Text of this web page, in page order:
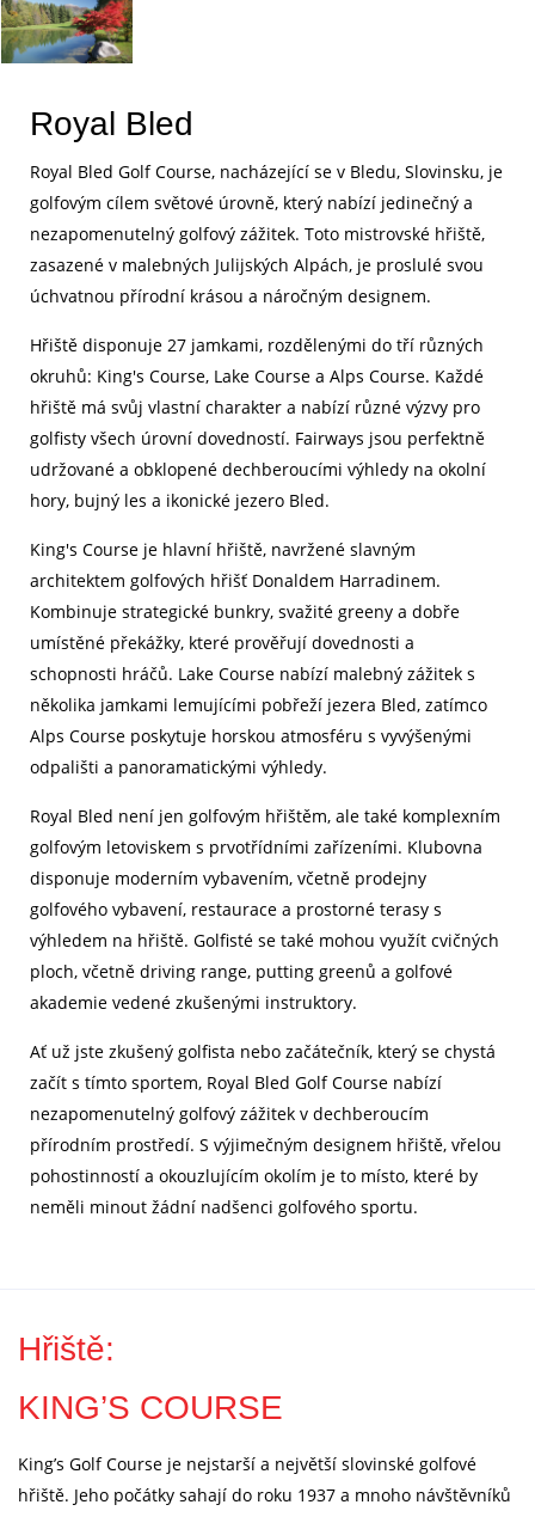
Royal Bled
Royal Bled Golf Course, nacházející se v Bledu, Slovinsku, je
golfovým cílem světové úrovně, který nabízí jedinečný a
nezapomenutelný golfový zážitek. Toto mistrovské hřiště,
zasazené v malebných Julijských Alpách, je proslulé svou
úchvatnou přírodní krásou a náročným designem.
Hřiště disponuje 27 jamkami, rozdělenými do tří různých
okruhů: King's Course, Lake Course a Alps Course. Každé
hřiště má svůj vlastní charakter a nabízí různé výzvy pro
golfisty všech úrovní dovedností. Fairways jsou perfektně
udržované a obklopené dechberoucími výhledy na okolní
hory, bujný les a ikonické jezero Bled.
King's Course je hlavní hřiště, navržené slavným
architektem golfových hřišť Donaldem Harradinem.
Kombinuje strategické bunkry, svažité greeny a dobře
umístěné překážky, které prověřují dovednosti a
schopnosti hráčů. Lake Course nabízí malebný zážitek s
několika jamkami lemujícími pobřeží jezera Bled, zatímco
Alps Course poskytuje horskou atmosféru s vyvýšenými
odpališti a panoramatickými výhledy.
Royal Bled není jen golfovým hřištěm, ale také komplexním
golfovým letoviskem s prvotřídními zařízeními. Klubovna
disponuje moderním vybavením, včetně prodejny
golfového vybavení, restaurace a prostorné terasy s
výhledem na hřiště. Golfisté se také mohou využít cvičných
ploch, včetně driving range, putting greenů a golfové
akademie vedené zkušenými instruktory.
Ať už jste zkušený golfista nebo začátečník, který se chystá
začít s tímto sportem, Royal Bled Golf Course nabízí
nezapomenutelný golfový zážitek v dechberoucím
přírodním prostředí. S výjimečným designem hřiště, vřelou
pohostinností a okouzlujícím okolím je to místo, které by
neměli minout žádní nadšenci golfového sportu.
Hřiště:
KING’S COURSE
King’s Golf Course je nejstarší a největší slovinské golfové
hřiště. Jeho počátky sahají do roku 1937 a mnoho návštěvníků